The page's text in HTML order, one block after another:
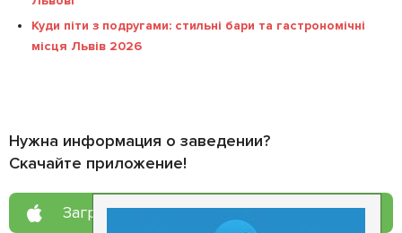
Куди піти з подругами: стильні бари та гастрономічні
місця Львів 2026
Нужна информация о заведении?
Скачайте приложение!
Загрузите в App Store